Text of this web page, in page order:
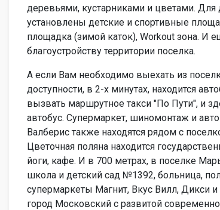
деревьями, кустарниками и цветами. Для
установлены детские и спортивные
площадка (зимой каток), Workout зона. И
благоустройству территории поселка.
А если Вам необходимо выехать из
доступности, в 2-х минутах, находится
вызвать маршрутное такси "По Пути", и
автобус. Супермаркет, шиномонтаж и
Валберис также находятся рядом с
Цветочная поляна находится
йоги, кафе. И в 700 метрах, в поселке
школа и детский сад №1392, больница,
супермаркеты Магнит, Вкус Вилл, Дикси и
город Московский с развитой